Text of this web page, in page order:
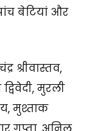
बेटियां और
श्रीवास्तव,
मुरली
मुश्ताक